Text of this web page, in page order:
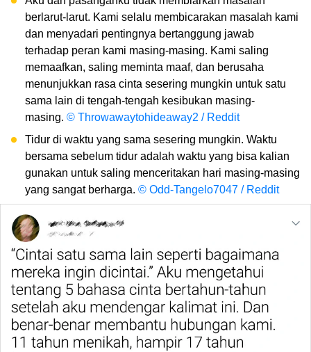
berlarut-larut. Kami selalu membicarakan masalah kami
dan menyadari pentingnya bertanggung jawab
terhadap peran kami masing-masing. Kami saling
memaafkan, saling meminta maaf, dan berusaha
menunjukkan rasa cinta sesering mungkin untuk satu
sama lain di tengah-tengah kesibukan masing-
masing. © Throwawaytohideaway2 / Reddit
Tidur di waktu yang sama sesering mungkin. Waktu
bersama sebelum tidur adalah waktu yang bisa kalian
gunakan untuk saling menceritakan hari masing-masing
yang sangat berharga. © Odd-Tangelo7047 / Reddit